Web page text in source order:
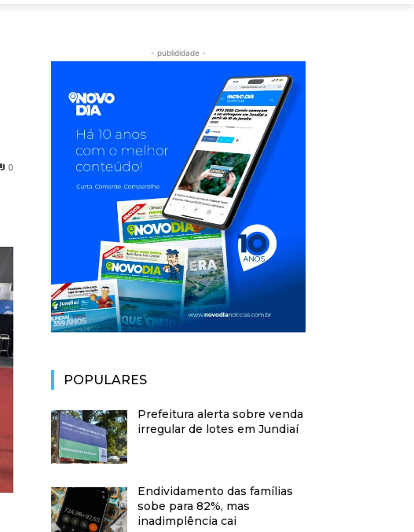
0
- publididade -
POPULARES
Prefeitura alerta sobre venda
irregular de lotes em Jundiaí
Endividamento das famílias
sobe para 82%, mas
inadimplência cai